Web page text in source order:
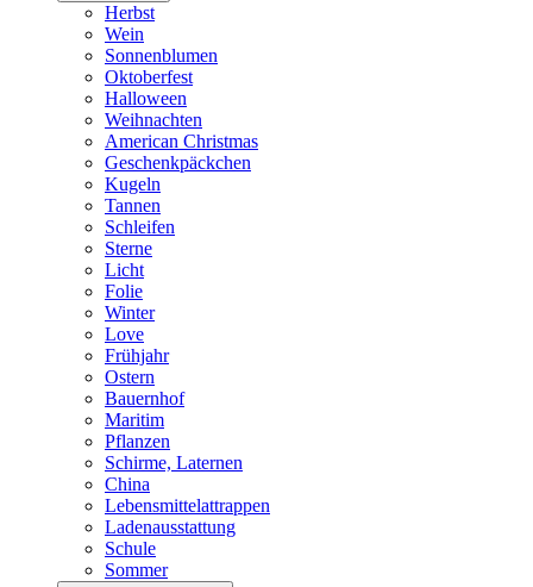
Herbst
Wein
Sonnenblumen
Oktoberfest
Halloween
Weihnachten
American Christmas
Geschenkpäckchen
Kugeln
Tannen
Schleifen
Sterne
Licht
Folie
Winter
Love
Frühjahr
Ostern
Bauernhof
Maritim
Pflanzen
Schirme, Laternen
China
Lebensmittelattrappen
Ladenausstattung
Schule
Sommer